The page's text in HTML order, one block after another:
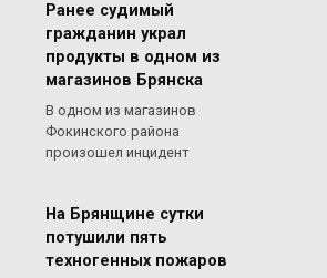
Ранее судимый
гражданин украл
продукты в одном из
магазинов Брянска
В одном из магазинов
Фокинского района
произошел инцидент
На Брянщине сутки
потушили пять
техногенных пожаров